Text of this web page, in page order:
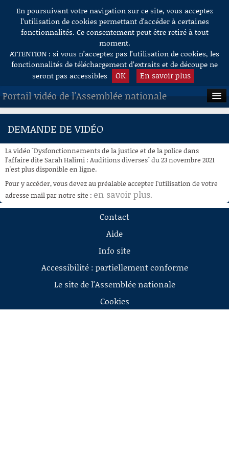
Aller au contenu
En poursuivant votre navigation sur ce site, vous acceptez
l’utilisation de cookies permettant d'accéder à certaines
fonctionnalités. Ce consentement peut être retiré à tout
moment.
ATTENTION : si vous n’acceptez pas l’utilisation de cookies, les
fonctionnalités de téléchargement d’extraits et de découpe ne
seront pas accessibles
OK En savoir plus
Portail vidéo de l'Assemblée nationale
ACCUEIL
À LA DEMANDE
RECHERCHE
AIDE À LA DÉCOUPE
DE VIDÉOS
DEMANDE DE VIDÉO
La vidéo "Dysfonctionnements de la justice et de la police dans
l’affaire dite Sarah Halimi : Auditions diverses" du 23 novembre 2021
n'est plus disponible en ligne.
Pour y accéder, vous devez au préalable accepter l'utilisation de votre
adresse mail par notre site : en savoir plus.
Contact
Aide
Info site
Accessibilité : partiellement conforme
Le site de l'Assemblée nationale
Cookies